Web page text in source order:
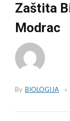
Zaštita
Modrac
By BIOLOGIJA